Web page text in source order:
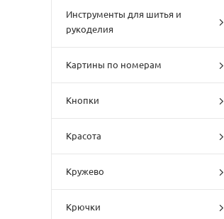
Инструменты для шитья и
рукоделия
Картины по номерам
Кнопки
Красота
Кружево
Крючки